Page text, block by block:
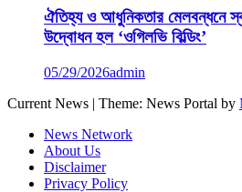
ঐতিহ্য ও আধুনিকতার মেলবন্ধনে
উদ্বোধন হল ‘ওগিলভি বিল্ডিং’
05/29/2026admin
Current News | Theme: News Portal by
News Network
About Us
Disclaimer
Privacy Policy